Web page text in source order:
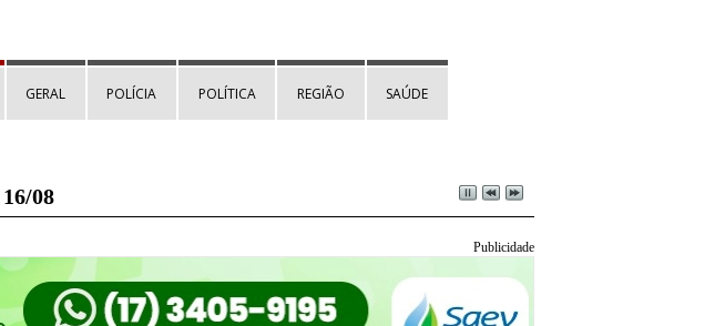
GERAL POLÍCIA POLÍTICA REGIÃO SAÚDE
08
Publicidade